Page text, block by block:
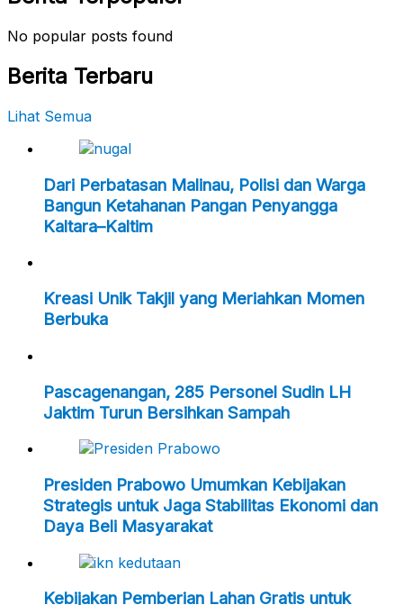
No popular posts found
Berita Terbaru
Lihat Semua
Dari Perbatasan Malinau, Polisi dan Warga
Bangun Ketahanan Pangan Penyangga
Kaltara–Kaltim
Kreasi Unik Takjil yang Meriahkan Momen
Berbuka
Pascagenangan, 285 Personel Sudin LH
Jaktim Turun Bersihkan Sampah
Presiden Prabowo Umumkan Kebijakan
Strategis untuk Jaga Stabilitas Ekonomi dan
Daya Beli Masyarakat
Kebijakan Pemberian Lahan Gratis untuk